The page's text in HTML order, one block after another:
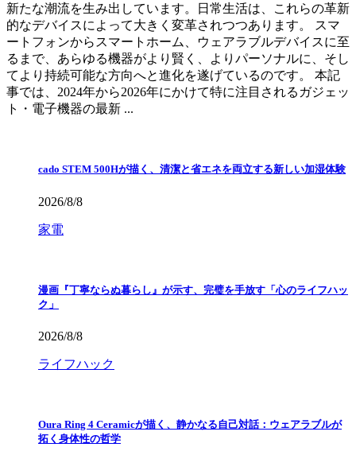
新たな潮流を生み出しています。日常生活は、これらの革新
的なデバイスによって大きく変革されつつあります。 スマ
ートフォンからスマートホーム、ウェアラブルデバイスに至
るまで、あらゆる機器がより賢く、よりパーソナルに、そし
てより持続可能な方向へと進化を遂げているのです。 本記
事では、2024年から2026年にかけて特に注目されるガジェッ
ト・電子機器の最新 ...
cado STEM 500Hが描く、清潔と省エネを両立する新しい加湿体験
2026/8/8
家電
漫画『丁寧ならぬ暮らし』が示す、完璧を手放す「心のライフハッ
ク」
2026/8/8
ライフハック
Oura Ring 4 Ceramicが描く、静かなる自己対話：ウェアラブルが
拓く身体性の哲学